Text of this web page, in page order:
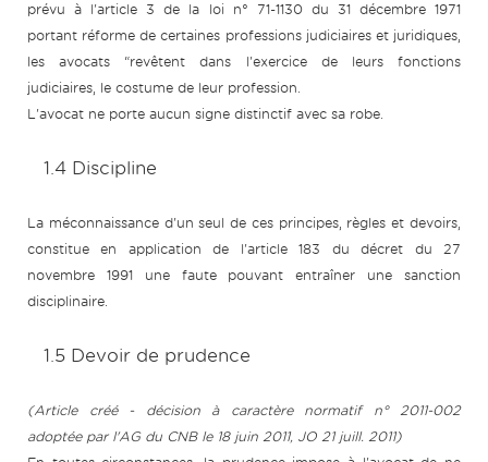
prévu à l'article 3 de la loi n° 71-1130 du 31 décembre 1971
portant réforme de certaines professions judiciaires et juridiques,
les avocats “revêtent dans l'exercice de leurs fonctions
judiciaires, le costume de leur profession.
L'avocat ne porte aucun signe distinctif avec sa robe.
1.4 Discipline
La méconnaissance d'un seul de ces principes, règles et devoirs,
constitue en application de l'article 183 du décret du 27
novembre 1991 une faute pouvant entraîner une sanction
disciplinaire.
1.5 Devoir de prudence
(Article créé - décision à caractère normatif n° 2011-002
adoptée par l'AG du CNB le 18 juin 2011, JO 21 juill. 2011)